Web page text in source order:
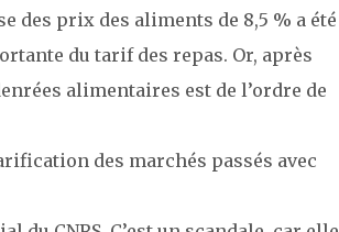
des prix des aliments de 8,5 % a été
du tarif des repas. Or, après
alimentaires est de l’ordre de
des marchés passés avec